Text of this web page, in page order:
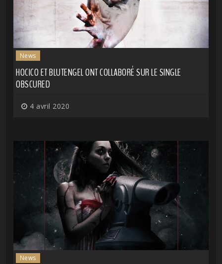
News
HOCICO ET BLUTENGEL ONT COLLABORÉ SUR LE SINGLE
OBSCURED
4 avril 2020
News